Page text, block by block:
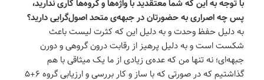
پس چه اصراری به حضورتان در جبهه‌ی متحد اصول‌گرایی دارید؟
به دلیل حفظ وحدت و به دلیل این که کثرت لیست باعث
شکست است و به دلیل پرهیز از رقابت درون گروهی و دورن
جبهه‌ای؛ نه تنها من که عده‌ی زیادی از ما یک میثاقی با هم
گذاشتیم که در صورتی که با ساز و کار بررسی و ارزیابی گروه ۶+۵